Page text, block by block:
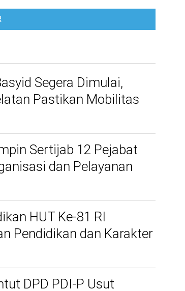
Segera Dimulai,
Pastikan Mobilitas
Sertijab 12 Pejabat
dan Pelayanan
HUT Ke-81 RI
Pendidikan dan Karakter
DPD PDI-P Usut